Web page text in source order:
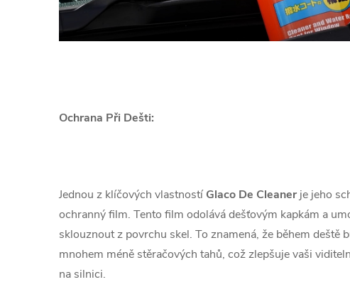
Ochrana Při Dešti:
Jednou z klíčových vlastností Glaco De Cleaner je jeho
ochranný film. Tento film odolává dešťovým kapkám a
sklouznout z povrchu skel. To znamená, že během deště
mnohem méně stěračových tahů, což zlepšuje vaši
na silnici.